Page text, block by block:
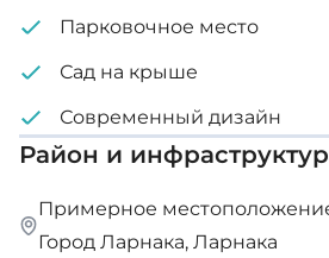
Набережная Финикодес -
Пляжи с голубым флагом -
Центр города - 2 мин
Особенности:
Парковочное место
Сад на крыше
Современный дизайн
Район и
Примерное
Город Ларнака, Ларнака